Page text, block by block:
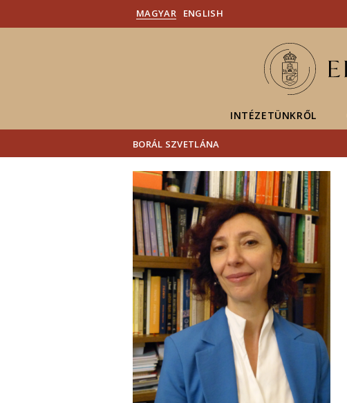
MAGYAR ENGLISH
INTÉZETÜNKRŐL
BORÁL SZVETLÁNA